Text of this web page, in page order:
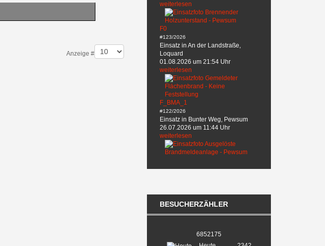
Anzeige #
weiterlesen
F0
#123/2026
Einsatz in An der Landstraße,
Loquard
01.08.2026 um 21:54 Uhr
weiterlesen
F_BMA_1
#122/2026
Einsatz in Bunter Weg, Pewsum
26.07.2026 um 11:44 Uhr
weiterlesen
BESUCHERZÄHLER
6852175